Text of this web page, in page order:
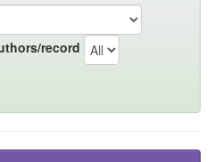
record